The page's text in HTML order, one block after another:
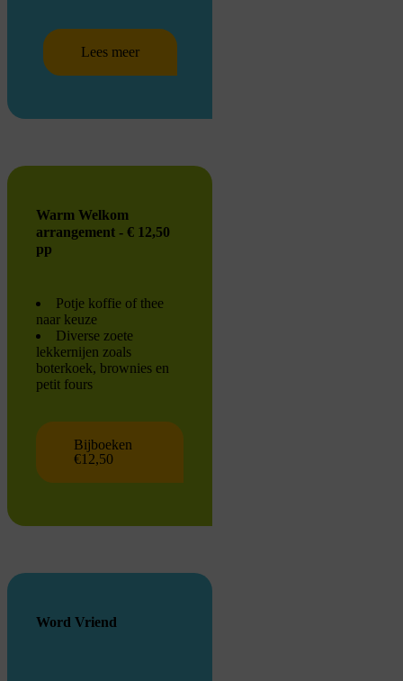
Lees meer
Warm Welkom
arrangement - € 12,50
pp
Potje koffie of thee
naar keuze
Diverse zoete
lekkernijen zoals
boterkoek, brownies en
petit fours
Bijboeken
€12,50
Word Vriend